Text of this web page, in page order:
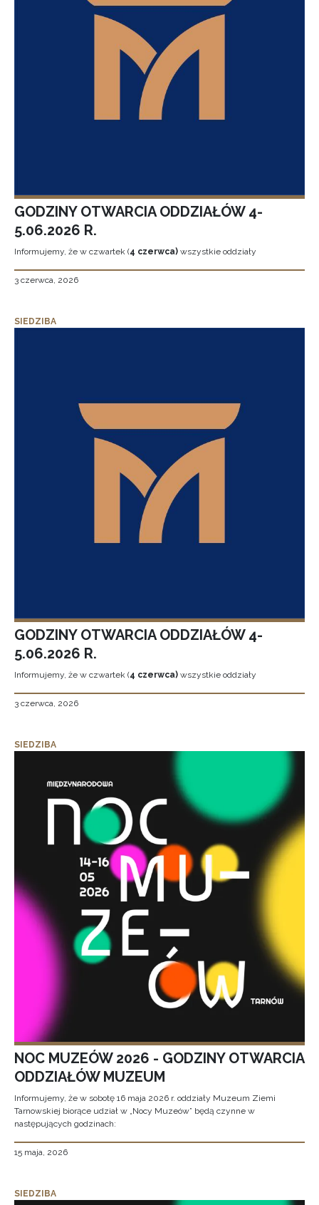
GODZINY OTWARCIA ODDZIAŁÓW 4-
5.06.2026 R.
Informujemy, że w czwartek (4 czerwca) wszystkie oddziały
3 czerwca, 2026
SIEDZIBA
GODZINY OTWARCIA ODDZIAŁÓW 4-
5.06.2026 R.
Informujemy, że w czwartek (4 czerwca) wszystkie oddziały
3 czerwca, 2026
SIEDZIBA
NOC MUZEÓW 2026 - GODZINY OTWARCIA
ODDZIAŁÓW MUZEUM
Informujemy, że w sobotę 16 maja 2026 r. oddziały Muzeum Ziemi
Tarnowskiej biorące udział w „Nocy Muzeów” będą czynne w
następujących godzinach:
15 maja, 2026
SIEDZIBA